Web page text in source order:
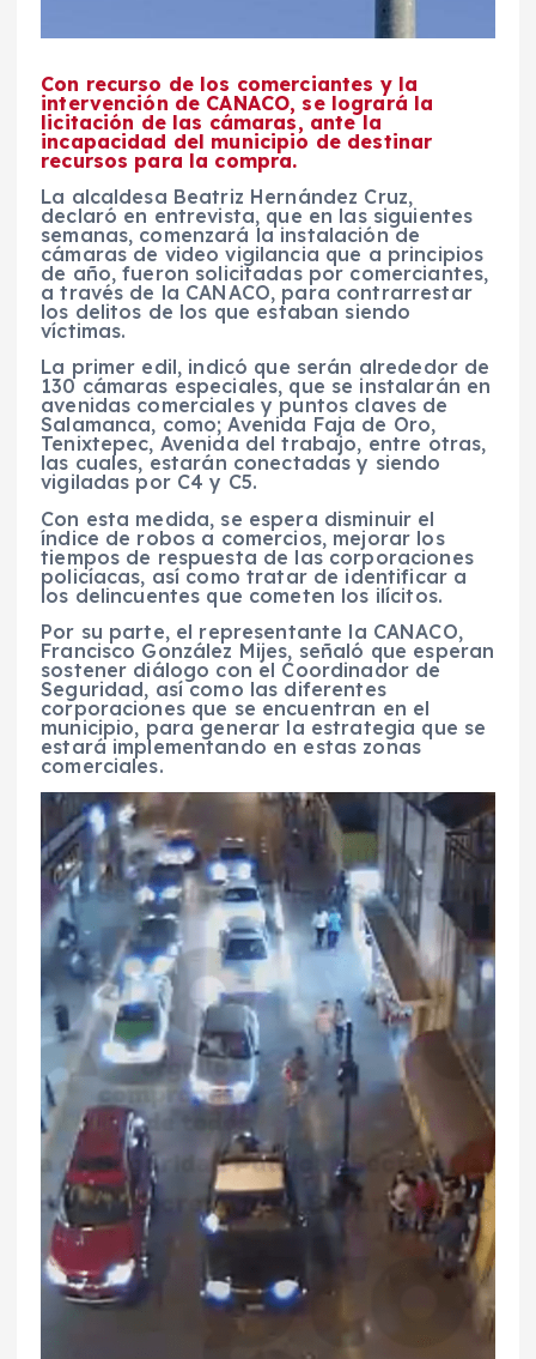
Con recurso de los comerciantes y la
intervención de CANACO, se logrará la
licitación de las cámaras, ante la
incapacidad del municipio de destinar
recursos para la compra.
La alcaldesa Beatriz Hernández Cruz,
declaró en entrevista, que en las siguientes
semanas, comenzará la instalación de
cámaras de video vigilancia que a principios
de año, fueron solicitadas por comerciantes,
a través de la CANACO, para contrarrestar
los delitos de los que estaban siendo
víctimas.
La primer edil, indicó que serán alrededor de
130 cámaras especiales, que se instalarán en
avenidas comerciales y puntos claves de
Salamanca, como; Avenida Faja de Oro,
Tenixtepec, Avenida del trabajo, entre otras,
las cuales, estarán conectadas y siendo
vigiladas por C4 y C5.
Con esta medida, se espera disminuir el
índice de robos a comercios, mejorar los
tiempos de respuesta de las corporaciones
policíacas, así como tratar de identificar a
los delincuentes que cometen los ilícitos.
Por su parte, el representante la CANACO,
Francisco González Mijes, señaló que esperan
sostener diálogo con el Coordinador de
Seguridad, así como las diferentes
corporaciones que se encuentran en el
municipio, para generar la estrategia que se
estará implementando en estas zonas
comerciales.